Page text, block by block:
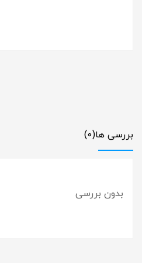
بررسی ها(0)
بدون بررسی